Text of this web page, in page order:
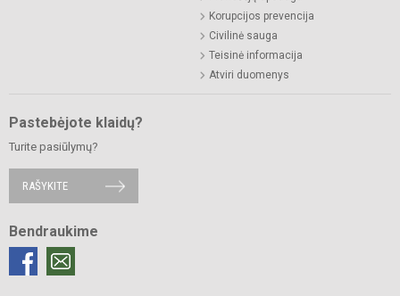
Korupcijos prevencija
Civilinė sauga
Teisinė informacija
Atviri duomenys
Pastebėjote klaidų?
Turite pasiūlymų?
RAŠYKITE
Bendraukime